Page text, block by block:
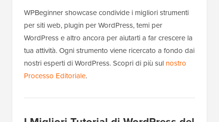
WPBeginner showcase condivide i migliori strumenti
per siti web, plugin per WordPress, temi per
WordPress e altro ancora per aiutarti a far crescere la
tua attività. Ogni strumento viene ricercato a fondo dai
nostri esperti di WordPress. Scopri di più sul nostro
Processo Editoriale.